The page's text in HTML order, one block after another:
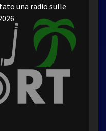
una radio sulle